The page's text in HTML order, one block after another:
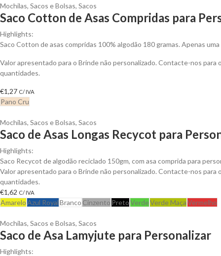
Mochilas, Sacos e Bolsas, Sacos
Saco Cotton de Asas Compridas para
Highlights:
Saco Cotton de asas compridas 100% algodão 180 gramas. Apenas
Valor apresentado para o Brinde não personalizado. Contacte-nos
quantidades.
€1,27 C/ IVA
Pano Cru
Mochilas, Sacos e Bolsas, Sacos
Saco de Asas Longas Recycot para
Highlights:
Saco Recycot de algodão reciclado 150gm, com asa comprida para
Valor apresentado para o Brinde não personalizado. Contacte-nos
quantidades.
€1,62 C/ IVA
AmareloAzul RoyalBranco Cinzento PretoVerdeVerde MaçaVermelho
Mochilas, Sacos e Bolsas, Sacos
Saco de Asa Lamyjute para Personalizar
Highlights: